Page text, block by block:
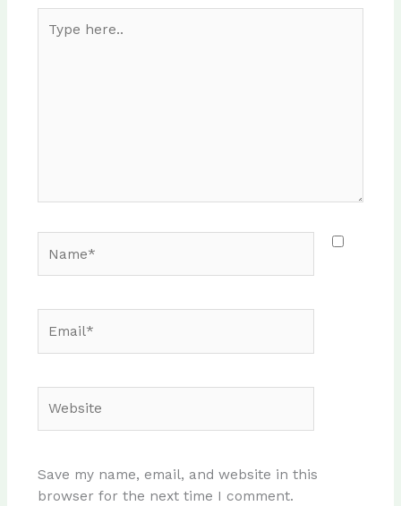
here..
Save my name, email, and website in this
browser for the next time I comment.